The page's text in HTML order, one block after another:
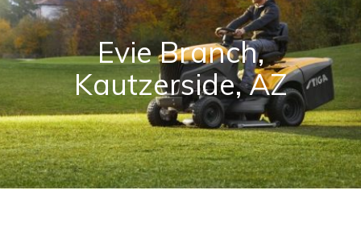
Evie Branch,
Kautzerside, AZ